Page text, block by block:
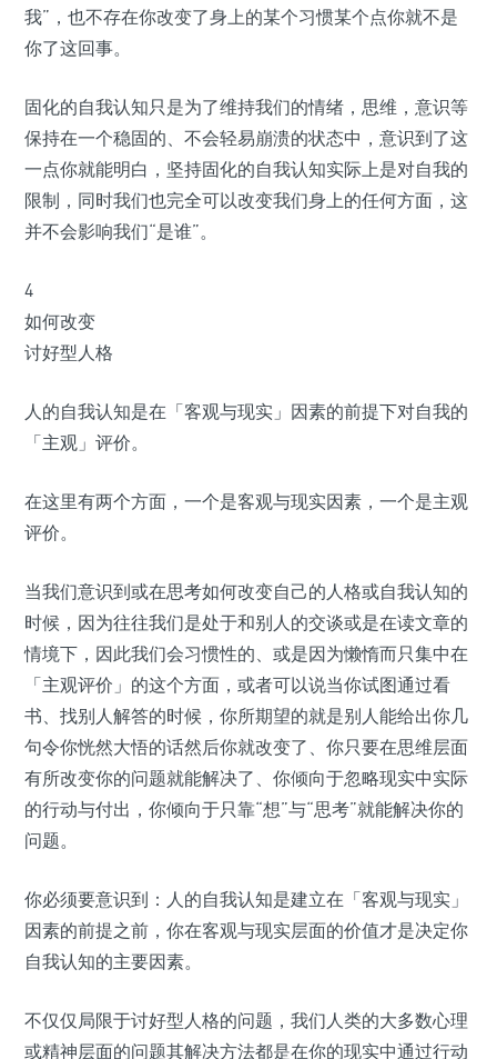
我”，也不存在你改变了身上的某个习惯某个点你就不是
你了这回事。
固化的自我认知只是为了维持我们的情绪，思维，意识等
保持在一个稳固的、不会轻易崩溃的状态中，意识到了这
一点你就能明白，坚持固化的自我认知实际上是对自我的
限制，同时我们也完全可以改变我们身上的任何方面，这
并不会影响我们“是谁”。
4
如何改变
讨好型人格
人的自我认知是在「客观与现实」因素的前提下对自我的
「主观」评价。
在这里有两个方面，一个是客观与现实因素，一个是主观
评价。
当我们意识到或在思考如何改变自己的人格或自我认知的
时候，因为往往我们是处于和别人的交谈或是在读文章的
情境下，因此我们会习惯性的、或是因为懒惰而只集中在
「主观评价」的这个方面，或者可以说当你试图通过看
书、找别人解答的时候，你所期望的就是别人能给出你几
句令你恍然大悟的话然后你就改变了、你只要在思维层面
有所改变你的问题就能解决了、你倾向于忽略现实中实际
的行动与付出，你倾向于只靠“想”与“思考”就能解决你的
问题。
你必须要意识到：人的自我认知是建立在「客观与现实」
因素的前提之前，你在客观与现实层面的价值才是决定你
自我认知的主要因素。
不仅仅局限于讨好型人格的问题，我们人类的大多数心理
或精神层面的问题其解决方法都是在你的现实中通过行动